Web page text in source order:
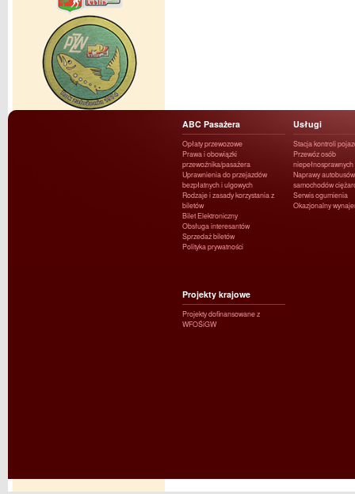
ABC Pasażera
Opłaty przewozowe
Prawa i obowiązki
przewoźnika/pasażera
Uprawnienia do przejazdów
bezpłatnych i ulgowych
Rodzaje i zasady korzystania z
biletów
Bilet Elektroniczny
Obsługa interesantów
Sprzedaż biletów
Polityka prywatności
Usługi
Stacja kontroli
Przewóz osób
niepełnosprawnych
Naprawy
samochodów
Serwis ogumienia
Okazjonalny
Projekty krajowe
Projekty dofinansowane z
WFOŚiGW